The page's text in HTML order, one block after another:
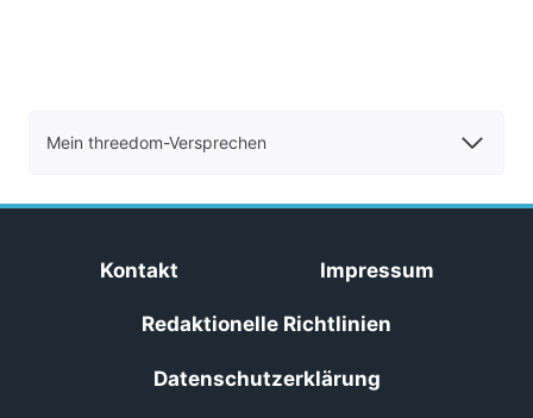
Mein threedom-Versprechen
Kontakt Impressum
Redaktionelle Richtlinien
Datenschutzerklärung